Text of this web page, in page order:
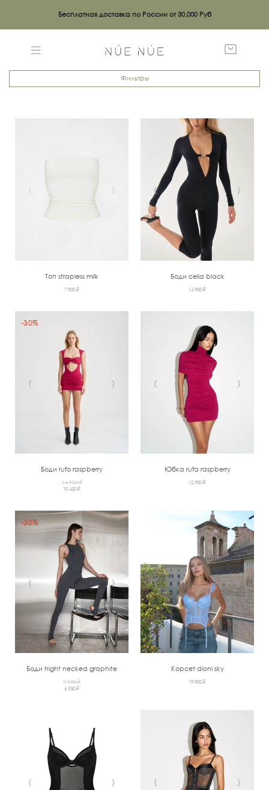
Бесплатная доставка по России от 30,000 Руб
Фильтры
‹ ›
Топ strapless milk
7 900 ₽
‹ ›
Боди celia black
14 900 ₽
‹ ›
-30%
Боди rufo raspberry
14 900 ₽
10 430 ₽
‹ ›
Юбка rufa raspberry
12 900 ₽
‹ ›
-30%
Боди hight necked graphite
9 900 ₽
6 930 ₽
‹ ›
Корсет dioni sky
19 900 ₽
‹ › ‹ ›